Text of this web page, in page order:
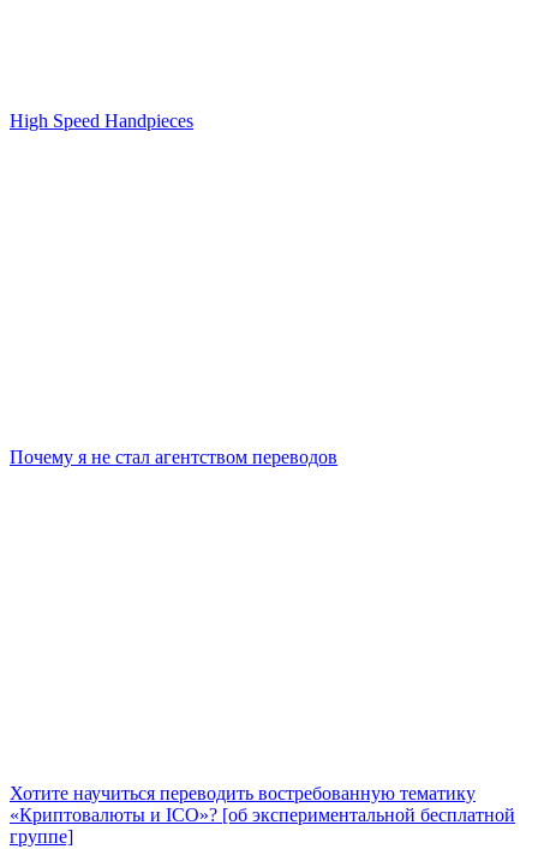
High Speed Handpieces
Почему я не стал агентством переводов
Хотите научиться переводить востребованную тематику
«Криптовалюты и ICO»? [об экспериментальной бесплатной
группе]